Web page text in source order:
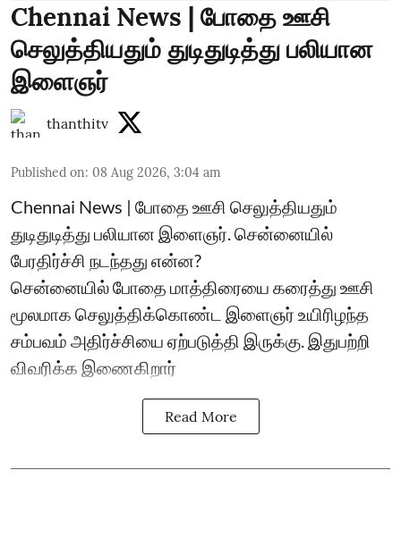
Chennai News | போதை ஊசி
செலுத்தியதும் துடிதுடித்து பலியான
இளைஞர்
thanthitv
Published on: 08 Aug 2026, 3:04 am
Chennai News | போதை ஊசி செலுத்தியதும்
துடிதுடித்து பலியான இளைஞர். சென்னையில்
பேரதிர்ச்சி நடந்தது என்ன?
சென்னையில் போதை மாத்திரையை கரைத்து ஊசி
மூலமாக செலுத்திக்கொண்ட இளைஞர் உயிரிழந்த
சம்பவம் அதிர்ச்சியை ஏற்படுத்தி இருக்கு. இதுபற்றி
விவரிக்க இணைகிறார்
Read More